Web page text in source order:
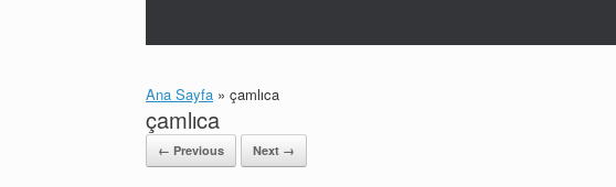
Ana Sayfa » çamlıca
çamlıca
← Previous Next →